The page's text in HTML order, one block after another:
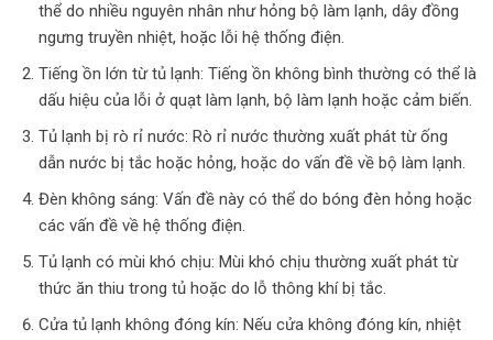
thể do nhiều nguyên nhân như hỏng bộ làm lạnh, dây đồng
ngưng truyền nhiệt, hoặc lỗi hệ thống điện.
Tiếng ồn lớn từ tủ lạnh: Tiếng ồn không bình thường có thể là
dấu hiệu của lỗi ở quạt làm lạnh, bộ làm lạnh hoặc cảm biến.
Tủ lạnh bị rò rỉ nước: Rò rỉ nước thường xuất phát từ ống
dẫn nước bị tắc hoặc hỏng, hoặc do vấn đề về bộ làm lạnh.
Đèn không sáng: Vấn đề này có thể do bóng đèn hỏng hoặc
các vấn đề về hệ thống điện.
Tủ lạnh có mùi khó chịu: Mùi khó chịu thường xuất phát từ
thức ăn thiu trong tủ hoặc do lỗ thông khí bị tắc.
Cửa tủ lạnh không đóng kín: Nếu cửa không đóng kín, nhiệt